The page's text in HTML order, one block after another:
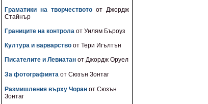
Граматики на творчеството от Джордж
Стайнър
Границите на контрола от Уилям Бъроуз
Култура и варварство от Тери Игълтън
Писателите и Левиатан от Джордж Оруел
За фотографията от Сюзън Зонтаг
Размишления върху Чоран от Сюзън
Зонтаг